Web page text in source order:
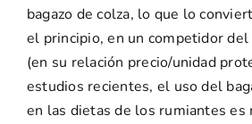
bagazo de colza, lo que lo
el principio, en un competidor del
(en su relación precio/unidad
estudios recientes, el uso del
en las dietas de los rumiantes es